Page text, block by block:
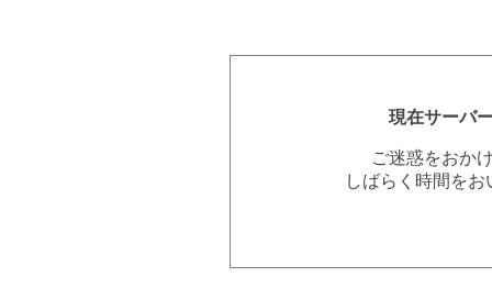
現在サーバ
ご迷惑をおか
しばらく時間を